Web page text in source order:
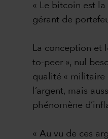
« Le bitcoin est la
gérant de
La conception et
to-peer », nul
qualité « militaire
l’argent, mais
phénomène
« Au vu de ces